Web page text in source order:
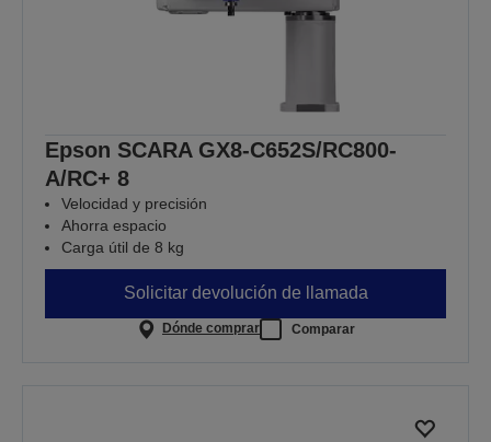
Epson SCARA GX8-C652S/RC800-
A/RC+ 8
Velocidad y precisión
Ahorra espacio
Carga útil de 8 kg
Solicitar devolución de llamada
Dónde comprar Comparar